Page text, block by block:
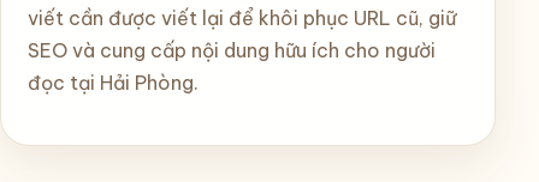
viết cần được viết lại để khôi phục URL cũ, giữ
SEO và cung cấp nội dung hữu ích cho người
đọc tại Hải Phòng.